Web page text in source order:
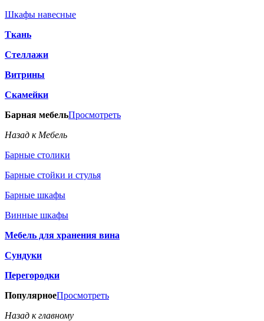
Шкафы навесные
Ткань
Стеллажи
Витрины
Скамейки
Барная мебельПросмотреть
Назад к Мебель
Барные столики
Барные стойки и стулья
Барные шкафы
Винные шкафы
Мебель для хранения вина
Сундуки
Перегородки
ПопулярноеПросмотреть
Назад к главному